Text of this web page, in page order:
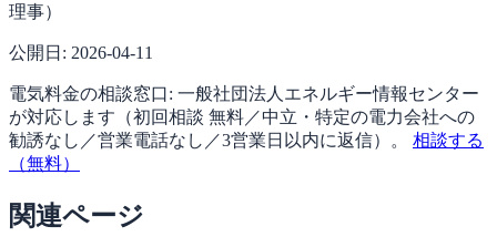
理事）
公開日: 2026-04-11
電気料金の相談窓口: 一般社団法人エネルギー情報センター
が対応します（初回相談 無料／中立・特定の電力会社への
勧誘なし／営業電話なし／3営業日以内に返信）。
相談する
（無料）
関連ページ